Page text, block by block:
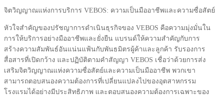
จิตวิญญาณแห่งการบริการ VEBOS: ความเป็นมืออาชีพและความซื่อสัตย์
หัวใจสำคัญของปรัชญาการดำเนินธุรกิจของ VEBOS คือความมุ่งมั่นใน
การให้บริการอย่างมืออาชีพและยั่งยืน แบรนด์ให้ความสำคัญกับการ
สร้างความสัมพันธ์อันแน่นแฟ้นกับพันธมิตรผู้ค้าและลูกค้า รับรองการ
สื่อสารที่เปิดกว้าง และปฏิบัติตามคำสัญญา VEBOS เชื่อว่าด้วยการส่ง
เสริมจิตวิญญาณแห่งความซื่อสัตย์และความเป็นมืออาชีพ พวกเขา
สามารถตอบสนองความต้องการที่เปลี่ยนแปลงไปของอุตสาหกรรม
โรงแรมได้อย่างมีประสิทธิภาพ และตอบสนองความต้องการเฉพาะของ